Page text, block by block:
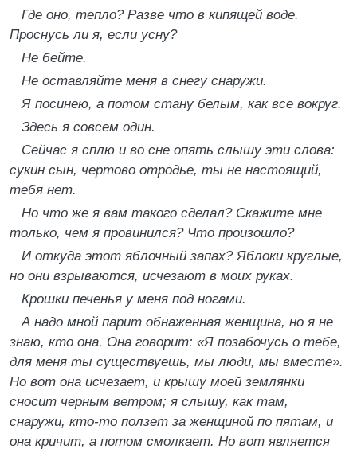
Где оно, тепло? Разве что в кипящей воде.
Проснусь ли я, если усну?
Не бейте.
Не оставляйте меня в снегу снаружи.
Я посинею, а потом стану белым, как все вокруг.
Здесь я совсем один.
Сейчас я сплю и во сне опять слышу эти слова:
сукин сын, чертово отродье, ты не настоящий,
тебя нет.
Но что же я вам такого сделал? Скажите мне
только, чем я провинился? Что произошло?
И откуда этот яблочный запах? Яблоки круглые,
но они взрываются, исчезают в моих руках.
Крошки печенья у меня под ногами.
А надо мной парит обнаженная женщина, но я не
знаю, кто она. Она говорит: «Я позабочусь о тебе,
для меня ты существуешь, мы люди, мы вместе».
Но вот она исчезает, и крышу моей землянки
сносит черным ветром; я слышу, как там,
снаружи, кто-то ползет за женщиной по пятам, и
она кричит, а потом смолкает. Но вот является